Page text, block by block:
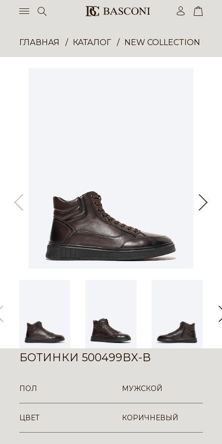
ГЛАВНАЯ КАТАЛОГ NEW COLLECTION
БОТИНКИ 500499BX-B
ПОЛ МУЖСКОЙ
ЦВЕТ КОРИЧНЕВЫЙ